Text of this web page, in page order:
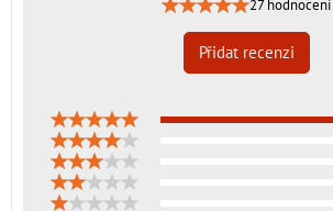
27 hodnocení
Přidat recenzi